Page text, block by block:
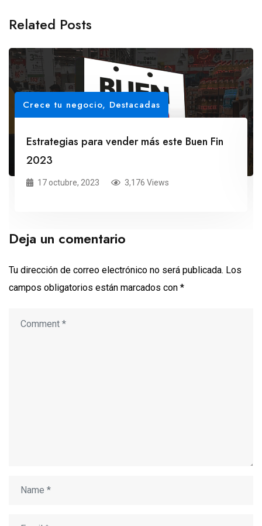
Related Posts
Crece tu negocio, Destacadas
Estrategias para vender más este Buen Fin
2023
17 octubre, 2023 3,176 Views
Deja un comentario
Tu dirección de correo electrónico no será publicada. Los
campos obligatorios están marcados con *